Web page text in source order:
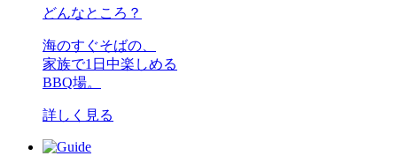
どんなところ？
海のすぐそばの、
家族で1日中楽しめる
BBQ場。
詳しく見る